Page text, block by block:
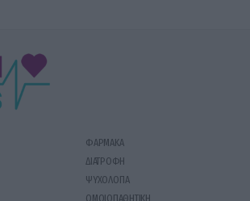
ΦΑΡΜΑΚΑ
ΔΙΑΤΡΟΦΗ
ΨΥΧΟΛΟΓΙΑ
ΟΜΟΙΟΠΑΘΗΤΙΚΗ